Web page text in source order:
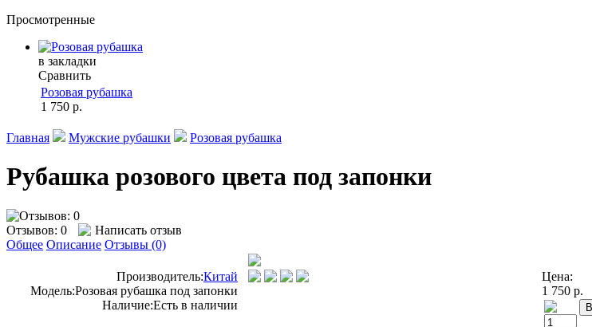
Просмотренные
в закладки
Сравнить
Розовая рубашка
1 750 р.
Главная Мужские рубашки Розовая рубашка
Рубашка розового цвета под запонки
Отзывов: 0
Написать отзыв
Общее Описание Отзывы (0)
Производитель:Китай
Модель:Розовая рубашка под запонки
Наличие:Есть в наличии
Цена:
1 750 р.